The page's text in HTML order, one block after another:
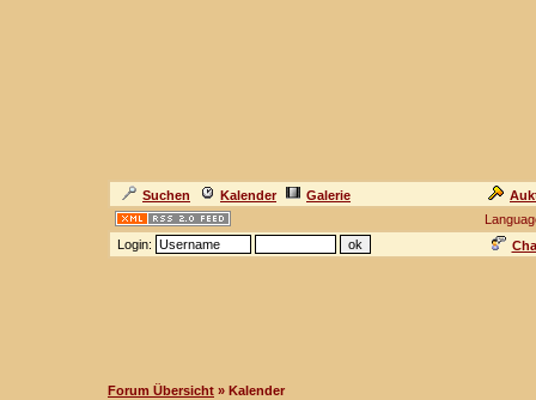
Suchen Kalender Galerie
Login:
Forum Übersicht » Kalender